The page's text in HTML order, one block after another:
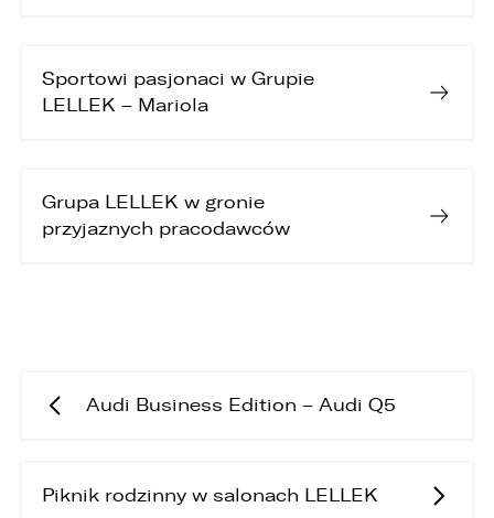
Sportowi pasjonaci w Grupie
LELLEK – Mariola
Grupa LELLEK w gronie
przyjaznych pracodawców
Audi Business Edition – Audi Q5
Piknik rodzinny w salonach LELLEK